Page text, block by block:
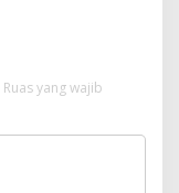
Ruas yang wajib